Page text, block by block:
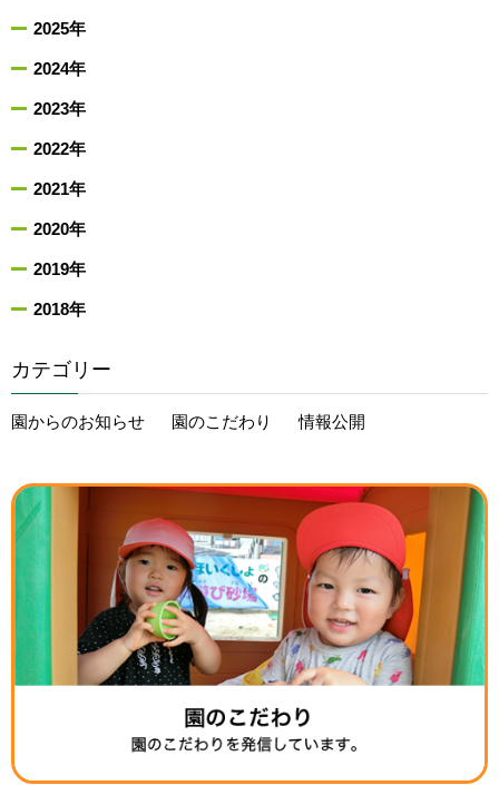
2025年
2024年
2023年
2022年
2021年
2020年
2019年
2018年
カテゴリー
園からのお知らせ 園のこだわり 情報公開